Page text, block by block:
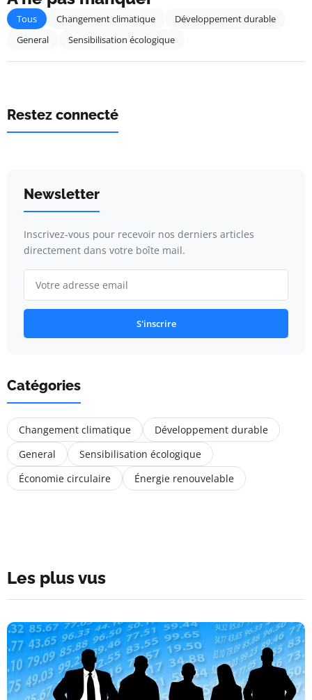
Tous Changement climatique
Développement durable
General
Sensibilisation écologique
Restez connecté
Newsletter
Inscrivez-vous pour recevoir nos derniers articles
directement dans votre boîte mail.
S'inscrire
Catégories
Changement climatique
Développement durable
General
Sensibilisation écologique
Économie circulaire
Énergie renouvelable
Les plus vus